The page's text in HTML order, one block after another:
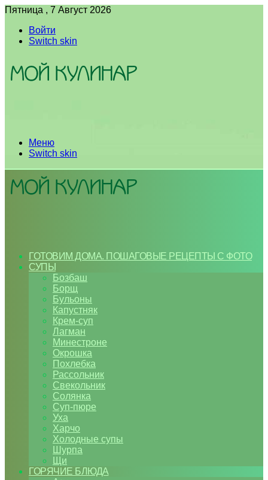
Пятница , 7 Август 2026
Войти
Switch skin
Меню
Switch skin
ГОТОВИМ ДОМА. ПОШАГОВЫЕ РЕЦЕПТЫ С ФОТО
СУПЫ
Бозбаш
Борщ
Бульоны
Капустняк
Крем-суп
Лагман
Минестроне
Окрошка
Похлебка
Рассольник
Свекольник
Солянка
Суп-пюре
Уха
Харчо
Холодные супы
Шурпа
Щи
ГОРЯЧИЕ БЛЮДА